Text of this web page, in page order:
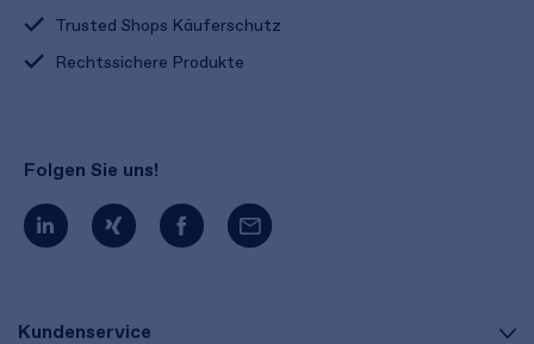
Kundenservice
Trusted Shops Käuferschutz
Rechtssichere Produkte
Folgen Sie uns!